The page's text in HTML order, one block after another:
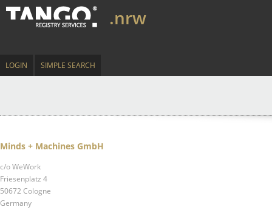
.nrw
LOGIN SIMPLE SEARCH
Minds + Machines GmbH
c/o WeWork
Friesenplatz 4
50672 Cologne
Germany